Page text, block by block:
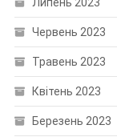
Червень 2023
Травень 2023
Квітень 2023
Березень 2023